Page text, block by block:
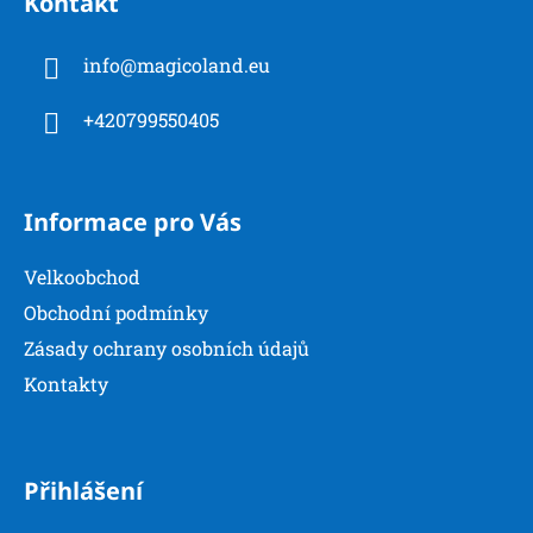
info@magicoland.eu
+420799550405
Informace pro Vás
Velkoobchod
Obchodní podmínky
Zásady ochrany osobních údajů
Kontakty
Přihlášení